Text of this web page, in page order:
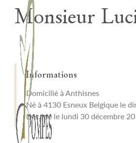
Monsieur
Informations
Domicilié à Anthisnes
Né à 4130 Esneux Belgique le
Décédé le lundi 30 décembre